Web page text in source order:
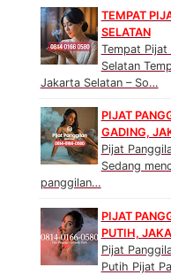
TEMPAT
SELATAN
Tempat
Selatan
Jakarta Selatan – So…
PIJAT
GADING,
Pijat
Sedang
panggilan…
PIJAT
PUTIH,
Pijat
Putih Pijat